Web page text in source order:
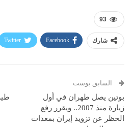
93
شارك Facebook
Twitter
السابق بوست
بوتين يصل طهران في أول
زيارة منذ 2007.. ويقرر رفع
الحظر عن تزويد إيران بمعدات